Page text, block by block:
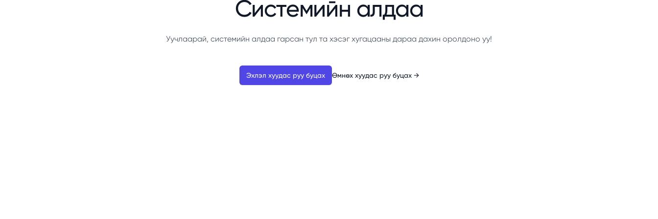
Системийн алдаа
Уучлаарай, системийн алдаа гарсан тул та хэсэг хугацааны дараа дахин оролдоно уу!
Эхлэл хуудас руу буцах Өмнөх хуудас руу буцах →